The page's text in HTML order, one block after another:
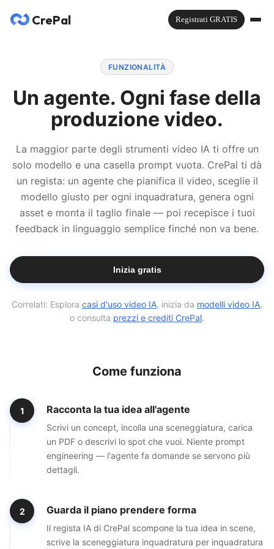
CrePal Registrati GRATIS
FUNZIONALITÀ
Un agente. Ogni fase della
produzione video.
La maggior parte degli strumenti video IA ti offre un
solo modello e una casella prompt vuota. CrePal ti dà
un regista: un agente che pianifica il video, sceglie il
modello giusto per ogni inquadratura, genera ogni
asset e monta il taglio finale — poi recepisce i tuoi
feedback in linguaggio semplice finché non va bene.
Inizia gratis
Correlati: Esplora casi d'uso video IA, inizia da modelli video IA,
o consulta prezzi e crediti CrePal.
Come funziona
1 Racconta la tua idea all'agente
Scrivi un concept, incolla una sceneggiatura, carica
un PDF o descrivi lo spot che vuoi. Niente prompt
engineering — l'agente fa domande se servono più
dettagli.
2 Guarda il piano prendere forma
Il regista IA di CrePal scompone la tua idea in scene,
scrive la sceneggiatura inquadratura per inquadratura